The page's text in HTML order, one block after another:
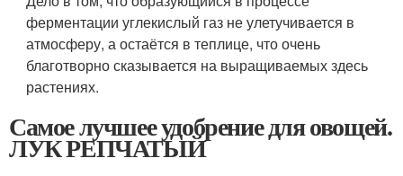
ферментации углекислый газ не улетучивается в
атмосферу, а остаётся в теплице, что очень
благотворно сказывается на выращиваемых здесь
растениях.
Самое лучшее удобрение для овощей.
ЛУК РЕПЧАТЫЙ